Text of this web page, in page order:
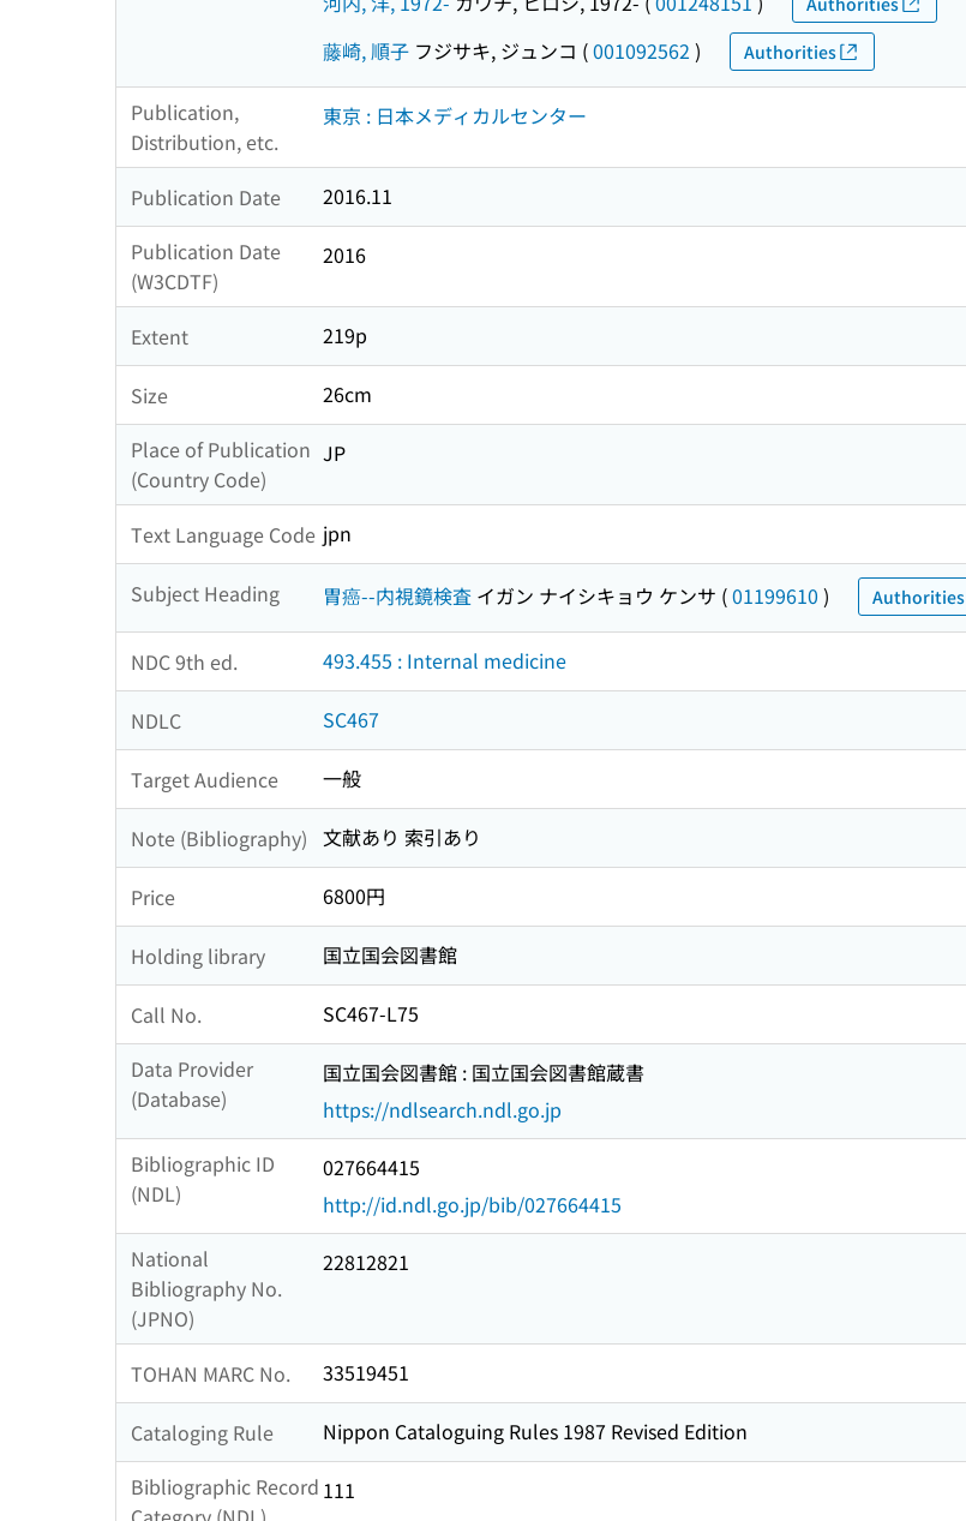
藤崎, 順子 フジサキ, ジュンコ (001092562 ) Authorities
Publication,
Distribution, etc.
東京 : 日本メディカルセンター
Publication Date
2016.11
Publication Date
(W3CDTF)
2016
Extent 219p
Size
26cm
Place of Publication
(Country Code)
JP
Text Language Code jpn
Subject Heading 胃癌--内視鏡検査 イガン ナイシキョウ ケンサ (01199610 ) Authorities
NDC 9th ed. 493.455 : Internal medicine
NDLC SC467
Target Audience 一般
Note (Bibliography) 文献あり 索引あり
Price 6800円
Holding library 国立国会図書館
Call No.
SC467-L75
Data Provider
(Database)
国立国会図書館 : 国立国会図書館蔵書
https://ndlsearch.ndl.go.jp
Bibliographic ID
(NDL)
027664415
http://id.ndl.go.jp/bib/027664415
National
Bibliography No.
(JPNO)
22812821
TOHAN MARC No. 33519451
Cataloging Rule
Nippon Cataloguing Rules 1987 Revised Edition
Bibliographic Record 111